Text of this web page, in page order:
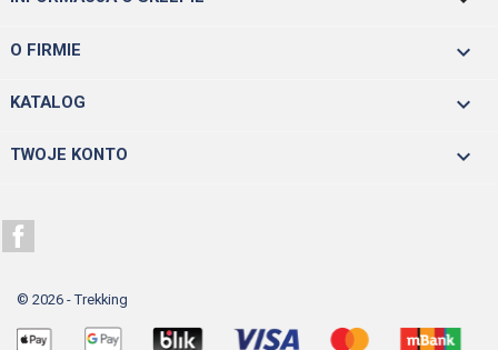
O FIRMIE 
KATALOG 
TWOJE KONTO 
© 2026 - Trekking